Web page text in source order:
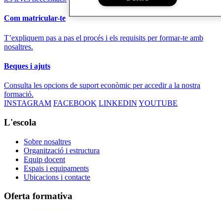
Com matricular-te
T’expliquem pas a pas el procés i els requisits per formar-te amb
nosaltres.
Beques i ajuts
Consulta les opcions de suport econòmic per accedir a la nostra
formació.
INSTAGRAM FACEBOOK LINKEDIN YOUTUBE
L'escola
Sobre nosaltres
Organització i estructura
Equip docent
Espais i equipaments
Ubicacions i contacte
Oferta formativa